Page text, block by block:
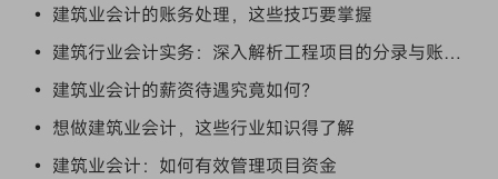
• 建筑业会计的账务处理，这些技巧要掌握
• 建筑行业会计实务：深入解析工程项目的分录与账务处理
• 建筑业会计的薪资待遇究竟如何？
• 想做建筑业会计，这些行业知识得了解
• 建筑业会计：如何有效管理项目资金